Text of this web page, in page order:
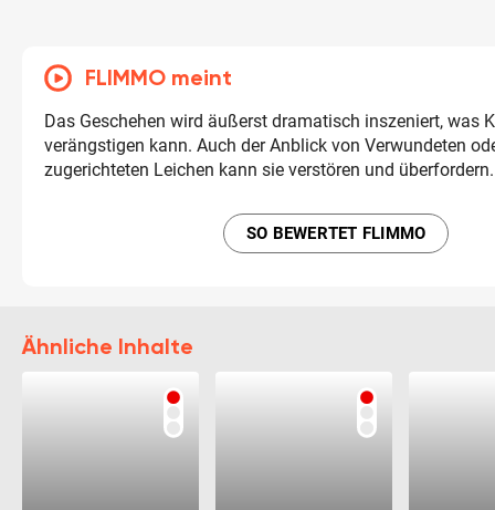
FLIMMO meint
Das Geschehen wird äußerst dramatisch inszeniert, was
verängstigen kann. Auch der Anblick von Verwundeten
zugerichteten Leichen kann sie verstören und überfordern.
SO BEWERTET FLIMMO
Ähnliche Inhalte